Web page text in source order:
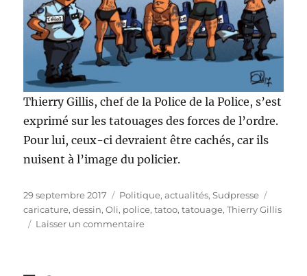
Thierry Gillis, chef de la Police de la Police, s’est
exprimé sur les tatouages des forces de l’ordre.
Pour lui, ceux-ci devraient être cachés, car ils
nuisent à l’image du policier.
Publié
le
29 septembre 2017 Catégories
Politique, actualités,Sudpresse
caricature,dessin,Oli, police,tatoo,tatouage,Thierry Gillis
Laisser un commentairesur